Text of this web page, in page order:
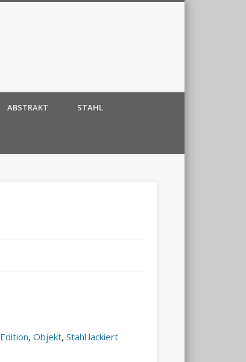
ABSTRAKT STAHL
Edition,Objekt,Stahl lackiert